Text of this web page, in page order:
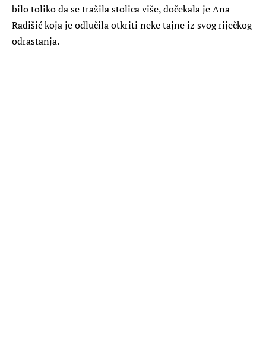
bilo toliko da se tražila stolica više, dočekala je Ana
Radišić koja je odlučila otkriti neke tajne iz svog riječkog
odrastanja.